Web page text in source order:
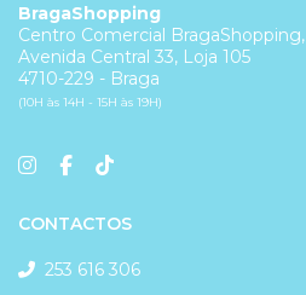
BragaShopping
Centro Comercial BragaShopping,
Avenida Central 33, Loja 105
4710-229 - Braga
(10H às 14H - 15H às 19H)
CONTACTOS
253 616 306